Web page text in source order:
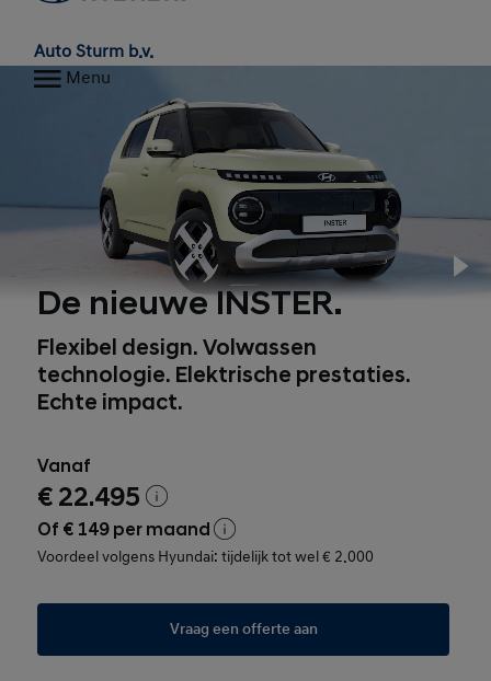
Auto Sturm b.v.
Menu
De nieuwe INSTER.
Flexibel design. Volwassen
technologie. Elektrische prestaties.
Echte impact.
Vanaf
€ 22.495
Of € 149 per maand
Voordeel volgens Hyundai: tijdelijk tot wel € 2.000
Vraag een offerte aan